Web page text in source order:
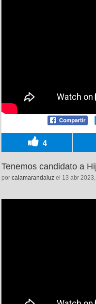
4
Tenemos candidato a
por calamarandaluz el 13 abr